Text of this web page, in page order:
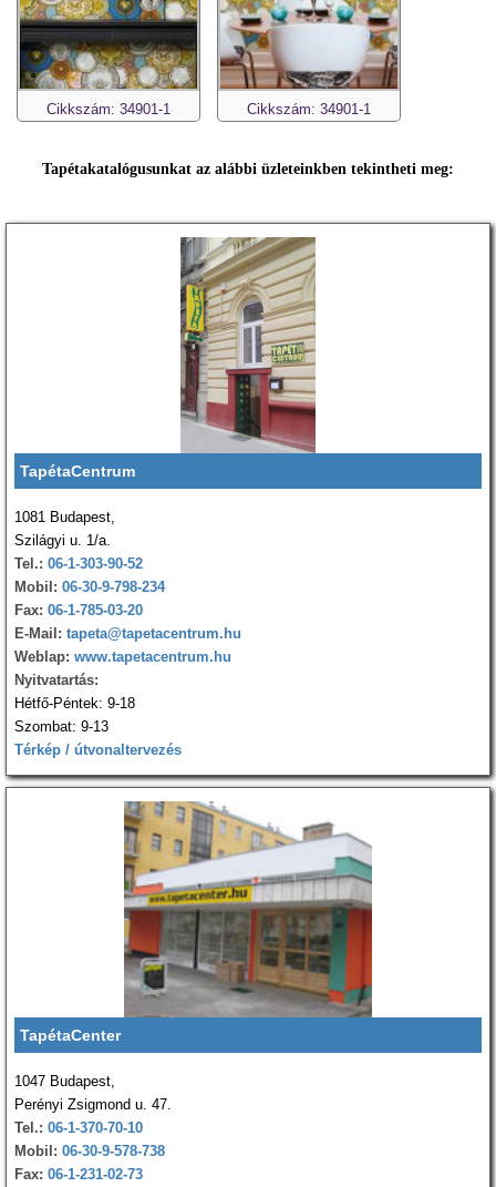
Cikkszám: 34901-1 Cikkszám: 34901-1
Tapétakatalógusunkat az alábbi üzleteinkben tekintheti meg:
TapétaCentrum
1081 Budapest,
Szilágyi u. 1/a.
Tel.: 06-1-303-90-52
Mobil: 06-30-9-798-234
Fax: 06-1-785-03-20
E-Mail: tapeta@tapetacentrum.hu
Weblap: www.tapetacentrum.hu
Nyitvatartás:
Hétfő-Péntek: 9-18
Szombat: 9-13
Térkép / útvonaltervezés
TapétaCenter
1047 Budapest,
Perényi Zsigmond u. 47.
Tel.: 06-1-370-70-10
Mobil: 06-30-9-578-738
Fax: 06-1-231-02-73